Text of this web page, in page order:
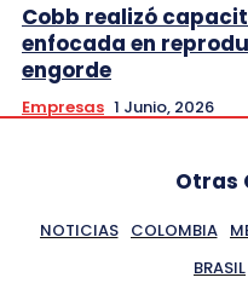
Cobb realizó
enfocada en
engorde
Empresas 1 Junio, 2026
Otras
NOTICIAS COLOMBIA
BRASIL